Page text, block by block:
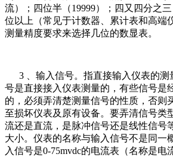
流）；四位半（19999）；四又四分之
位以上（常见于计数器、累计表和高端
测量精度要求来选择几位的数显表。
3 、输入信号。指直接输入仪表的测
号是直接接入仪表测量的，有些信号是
的，必须弄清楚测量信号的性质，否则
至损坏仪表及原有设备。要弄清信号类
流还是直流，是脉冲信号还是线性信号
大小。仪表的名称与输入信号不是同一
入信号是0-75mvdc的电流表（名称是电